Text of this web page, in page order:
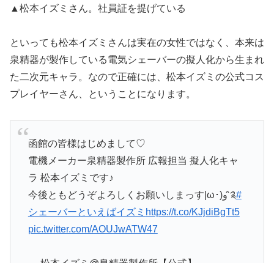
▲松本イズミさん。社員証を提げている
といっても松本イズミさんは実在の女性ではなく、本来は
泉精器が製作している電気シェーバーの擬人化から生まれ
た二次元キャラ。なので正確には、松本イズミの公式コス
プレイヤーさん、ということになります。
函館の皆様はじめまして♡
電機メーカー泉精器製作所 広報担当 擬人化キャ
ラ 松本イズミです♪
今後ともどうぞよろしくお願いしまっす|ω･)و ̑̑༉#
シェーバーといえばイズミ https://t.co/KJjdiBgTt5
pic.twitter.com/AOUJwATW47